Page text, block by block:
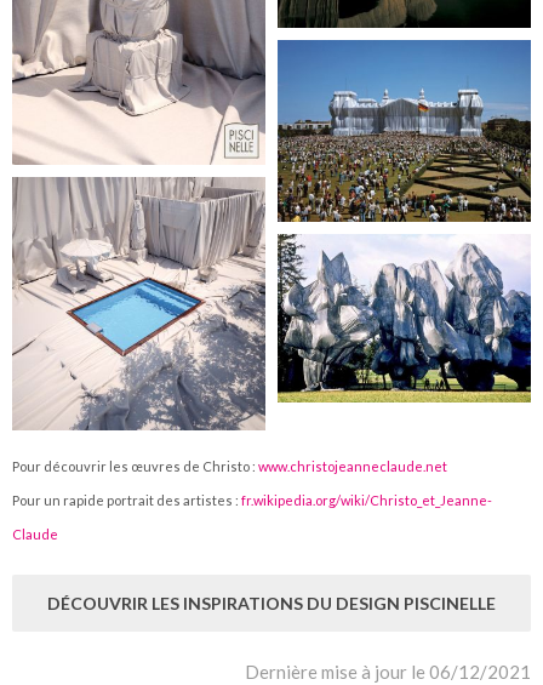
Pour découvrir les œuvres de Christo : www.christojeanneclaude.net
Pour un rapide portrait des artistes : fr.wikipedia.org/wiki/Christo_et_Jeanne-
Claude
DÉCOUVRIR LES INSPIRATIONS DU DESIGN PISCINELLE
Dernière mise à jour le 06/12/2021